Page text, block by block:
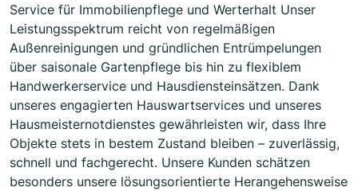
Service für Immobilienpflege und Werterhalt Unser
Leistungsspektrum reicht von regelmäßigen
Außenreinigungen und gründlichen Entrümpelungen
über saisonale Gartenpflege bis hin zu flexiblem
Handwerkerservice und Hausdiensteinsätzen. Dank
unseres engagierten Hauswartservices und unseres
Hausmeisternotdienstes gewährleisten wir, dass Ihre
Objekte stets in bestem Zustand bleiben – zuverlässig,
schnell und fachgerecht. Unsere Kunden schätzen
besonders unsere lösungsorientierte Herangehensweise